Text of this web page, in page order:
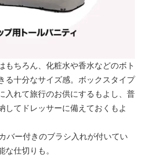
もちろん、化粧水や香水などのボト
る十分なサイズ感。ボックスタイプ
入れて旅行のお供にするもよし、普
してドレッサーに備えておくもよ
バー付きのブラシ入れが付いてい
な仕切りも。